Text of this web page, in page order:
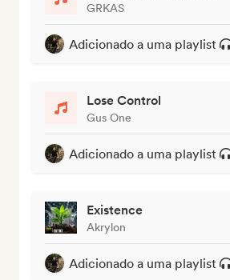
GRKAS
Adicionado a uma playlist
Lose Control
Gus One
Adicionado a uma playlist
Existence
Akrylon
Adicionado a uma playlist